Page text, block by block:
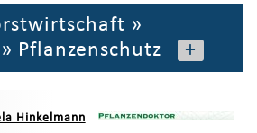
»
» Pflanzenschutz +
Hinkelmann